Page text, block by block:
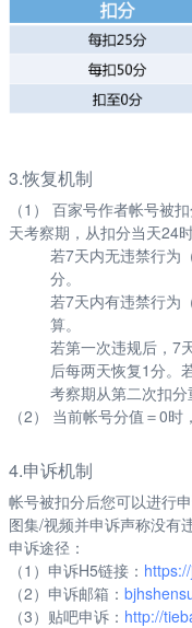
3.恢复机制
（1） 百家号作者帐号被
天考察期，从扣分当天24
若7天内无违禁行为
分。
若7天内有违禁行为
算。
若第一次违规后，7
后每两天恢复1分。
考察期从第二次扣分
（2） 当前帐号分值＝0时
4.申诉机制
帐号被扣分后您可以进行
图集/视频并申诉声称没有
申诉途径：
（1）申诉H5链接：
（2）申诉邮箱：
（3）贴吧申诉： http://